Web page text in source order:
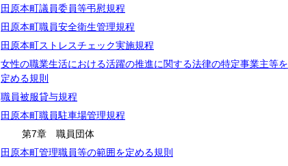
田原本町議員委員等弔慰規程
田原本町職員安全衛生管理規程
田原本町ストレスチェック実施規程
女性の職業生活における活躍の推進に関する法律の特定事業主等を
定める規則
職員被服貸与規程
田原本町職員駐車場管理規程
第7章 職員団体
田原本町管理職員等の範囲を定める規則